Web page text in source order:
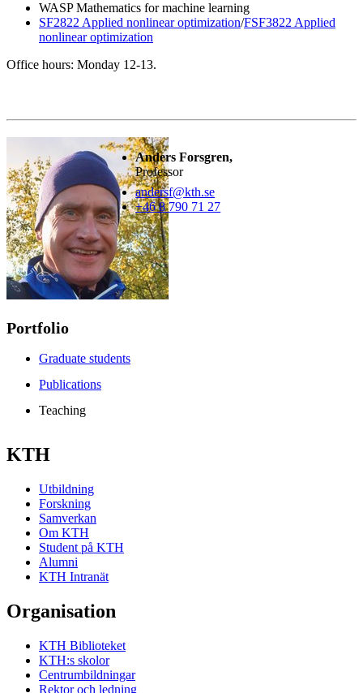
WASP Mathematics for machine learning
SF2822 Applied nonlinear optimization/FSF3822 Applied
nonlinear optimization
Office hours: Monday 12-13.
Anders Forsgren,
Professor
andersf@kth.se
+46 8 790 71 27
Portfolio
Graduate students
Publications
Teaching
KTH
Utbildning
Forskning
Samverkan
Om KTH
Student på KTH
Alumni
KTH Intranät
Organisation
KTH Biblioteket
KTH:s skolor
Centrumbildningar
Rektor och ledning